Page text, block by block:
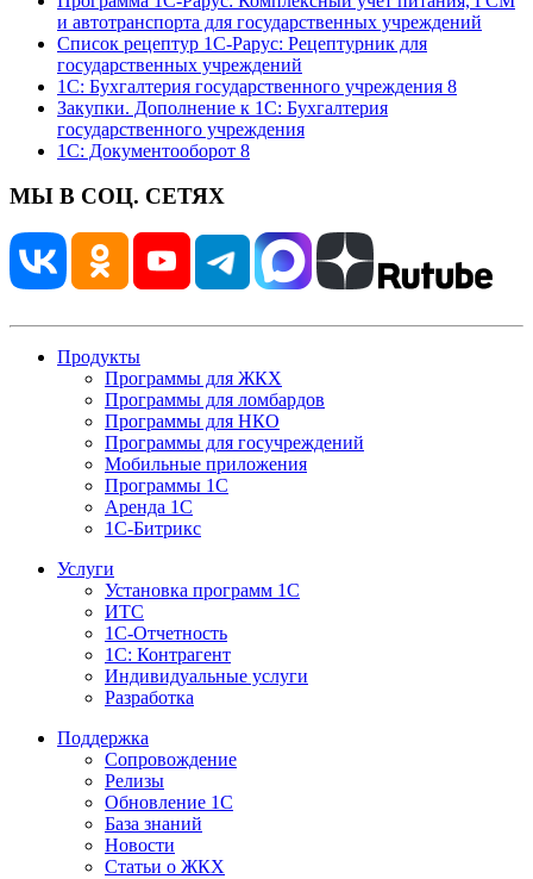
и автотранспорта для государственных учреждений
Список рецептур 1С-Рарус: Рецептурник для
государственных учреждений
1С: Бухгалтерия государственного учреждения 8
Закупки. Дополнение к 1С: Бухгалтерия
государственного учреждения
1С: Документооборот 8
МЫ В СОЦ. СЕТЯХ
Продукты
Программы для ЖКХ
Программы для ломбардов
Программы для НКО
Программы для госучреждений
Мобильные приложения
Программы 1С
Аренда 1С
1С-Битрикс
Услуги
Установка программ 1С
ИТС
1С-Отчетность
1С: Контрагент
Индивидуальные услуги
Разработка
Поддержка
Сопровождение
Релизы
Обновление 1С
База знаний
Новости
Статьи о ЖКХ